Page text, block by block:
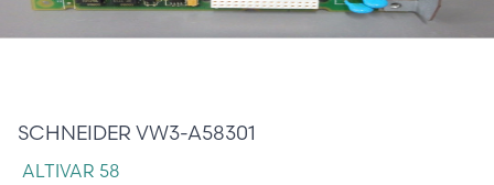
SCHNEIDER VW3-A58301
ALTIVAR 58